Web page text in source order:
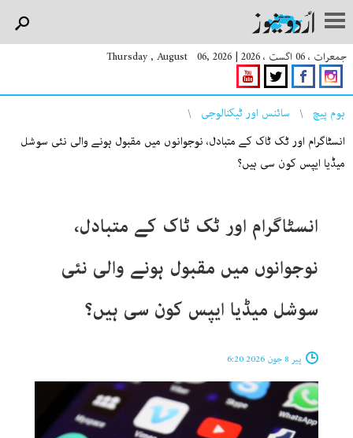
جمعرات ، 06 اگست ، 2026 |
Thursday , August 06, 2026
You are here
ہوم پیچ
سائنس اور ٹیکنالوجی
انسٹاگرام اور ٹک ٹاک کے متبادل، نوجوانوں میں مقبول ہونے والی نئی سوشل
میڈیا ایپس کون سی ہیں؟
انسٹاگرام اور ٹک ٹاک کے متبادل،
نوجوانوں میں مقبول ہونے والی نئی
سوشل میڈیا ایپس کون سی ہیں؟
پیر 8 جون 2026 6:20